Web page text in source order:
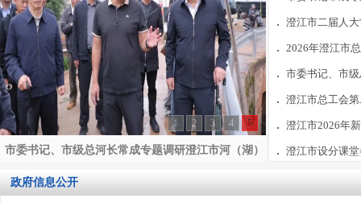
市委书记、市级总河长常成专题调研澄江市河（湖）
长制工作
1 2 3 4 5
澄江市二届人
2026年澄江市
市委书记、市
澄江市总工会
澄江市2026年
澄江市设分课
政府信息公开